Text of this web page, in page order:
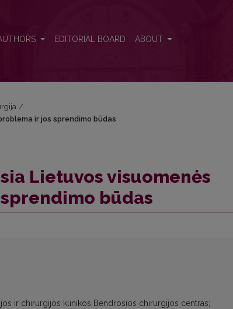
EDITORIAL BOARD ABOUT
/
ir jos sprendimo būdas
Lietuvos visuomenės
būdas
ir chirurgijos klinikos Bendrosios chirurgijos centras;